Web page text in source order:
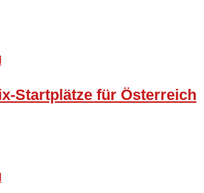
Startplätze für Österreich